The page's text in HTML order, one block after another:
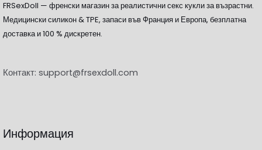
FRSexDoll — френски магазин за реалистични секс кукли за възрастни.
Медицински силикон & TPE, запаси във Франция и Европа, безплатна
доставка и 100 % дискретен.
Контакт: support@frsexdoll.com
Информация